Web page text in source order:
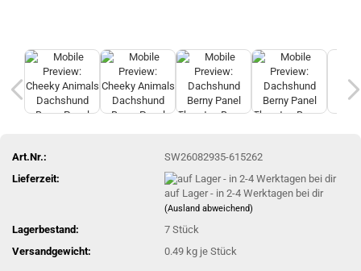
Art.Nr.:
SW26082935-615262
Lieferzeit:
auf Lager - in 2-4 Werktagen bei dir
(Ausland abweichend)
Lagerbestand: 7Stück
Versandgewicht:
0.49 kg je Stück